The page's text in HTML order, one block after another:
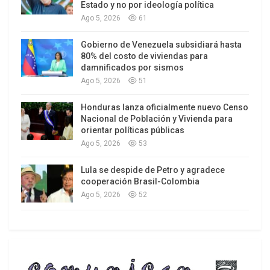
represivo al estilo de Dina Boluarte,a quien apoyó
durante todo su período gubernamental. KF fue
insensible y no mostró ningún respeto a los 50
diciembre de 2022 y enero de 2023, así como con
la muerte del joven artista Truko asesinado en el
gobierno de Jerí (a quien también apoyó).
Estado y no por ideología política
Ago 5, 2026 61
Gobierno de Venezuela subsidiará hasta
80% del costo de viviendas para
damnificados por sismos
Ago 5, 2026 51
Honduras lanza oficialmente nuevo Censo
Nacional de Población y Vivienda para
orientar políticas públicas
Ago 5, 2026 53
Lula se despide de Petro y agradece
cooperación Brasil-Colombia
Ago 5, 2026 52